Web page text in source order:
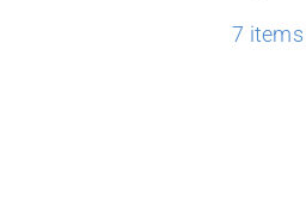
7 items